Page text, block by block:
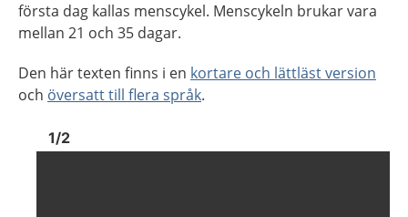
första dag kallas menscykel. Menscykeln brukar vara
mellan 21 och 35 dagar.
Den här texten finns i en kortare och lättläst version
och översatt till flera språk.
Bild 1
1/2